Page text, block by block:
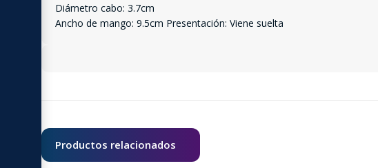
Diámetro cabo: 3.7cm
Ancho de mango: 9.5cm Presentación: Viene suelta
Productos relacionados